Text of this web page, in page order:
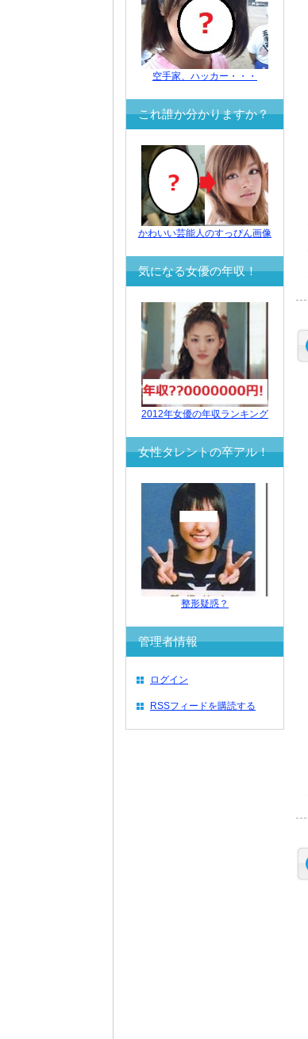
空手家、ハッカー・・・
これ誰か分かりますか？
かわいい芸能人のすっぴん画像
気になる女優の年収！
2012年女優の年収ランキング
女性タレントの卒アル！
整形疑惑？
管理者情報
ログイン
RSSフィードを購読する